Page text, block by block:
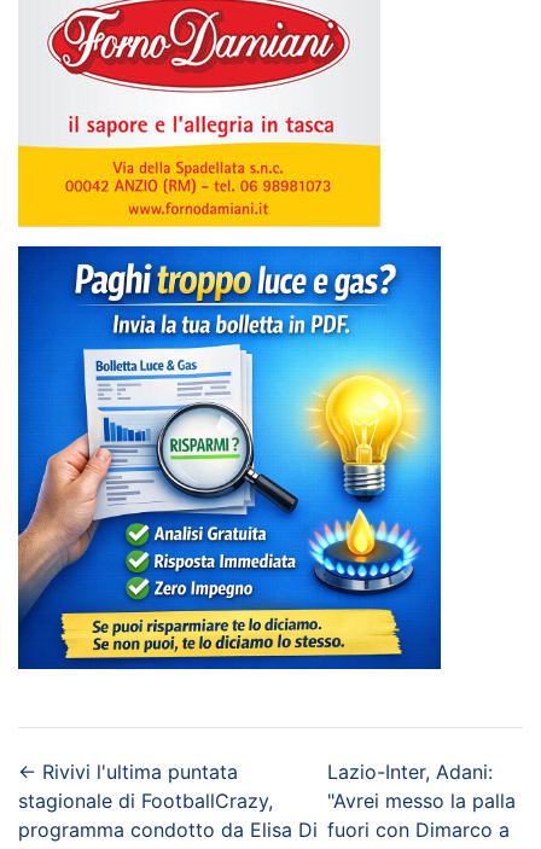
← Rivivi l'ultima puntata
stagionale di FootballCrazy,
programma condotto da Elisa Di
Lazio-Inter, Adani:
"Avrei messo la palla
fuori con Dimarco a